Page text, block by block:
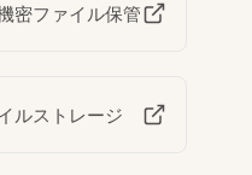
密ファイル保管
ルストレージ